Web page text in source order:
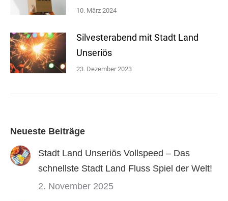
10. März 2024
Silvesterabend mit Stadt Land
Unseriös
23. Dezember 2023
Neueste Beiträge
Stadt Land Unseriös Vollspeed – Das
schnellste Stadt Land Fluss Spiel der Welt!
2. November 2025